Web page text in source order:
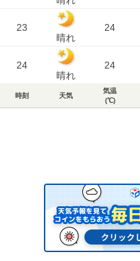
23
晴れ
24
24
晴れ
24
時刻 天気
気温
(℃)